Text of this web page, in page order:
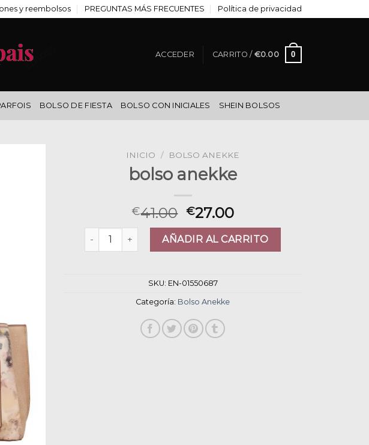
y reembolsos PREGUNTAS MÁS FRECUENTES Política de privacidad
ACCEDER CARRITO / €0.00 0
BOLSO DE FIESTA BOLSO CON INICIALES SHEIN BOLSOS
INICIO / BOLSO ANEKKE
bolso anekke
€41.00 €27.00
bolso anekke cantidadAÑADIR AL CARRITO
SKU: EN-01550687
Categoría: Bolso Anekke